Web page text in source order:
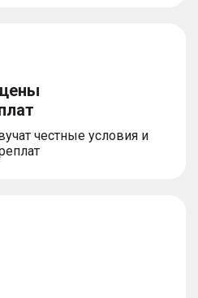
честные условия и